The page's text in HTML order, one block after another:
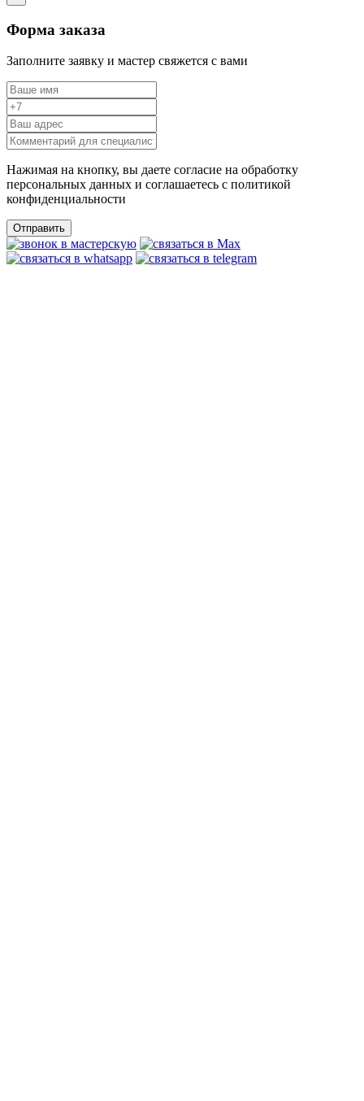
Форма заказа
Заполните заявку и мастер свяжется с вами
Нажимая на кнопку, вы даете согласие на обработку
персональных данных и соглашаетесь c политикой
конфиденциальности
Отправить